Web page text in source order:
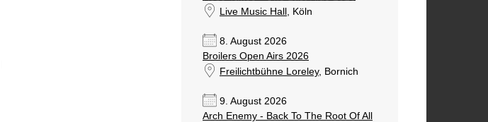
Live Music Hall , Köln
8. August 2026
Broilers Open Airs 2026
Freilichtbühne Loreley, Bornich
9. August 2026
Arch Enemy - Back To The Root Of All